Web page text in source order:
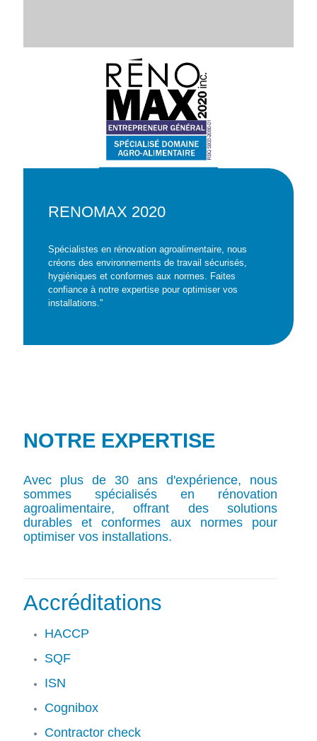
RENOMAX 2020
Spécialistes en rénovation agroalimentaire, nous
créons des environnements de travail sécurisés,
hygiéniques et conformes aux normes. Faites
confiance à notre expertise pour optimiser vos
installations."
NOTRE EXPERTISE
Avec plus de 30 ans d'expérience, nous
sommes spécialisés en rénovation
agroalimentaire, offrant des solutions
durables et conformes aux normes pour
optimiser vos installations.
Accréditations
HACCP
SQF
ISN
Cognibox
Contractor check